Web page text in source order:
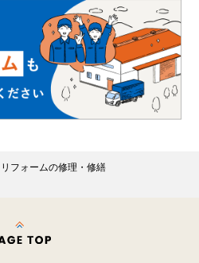
リフォームの修理・修繕